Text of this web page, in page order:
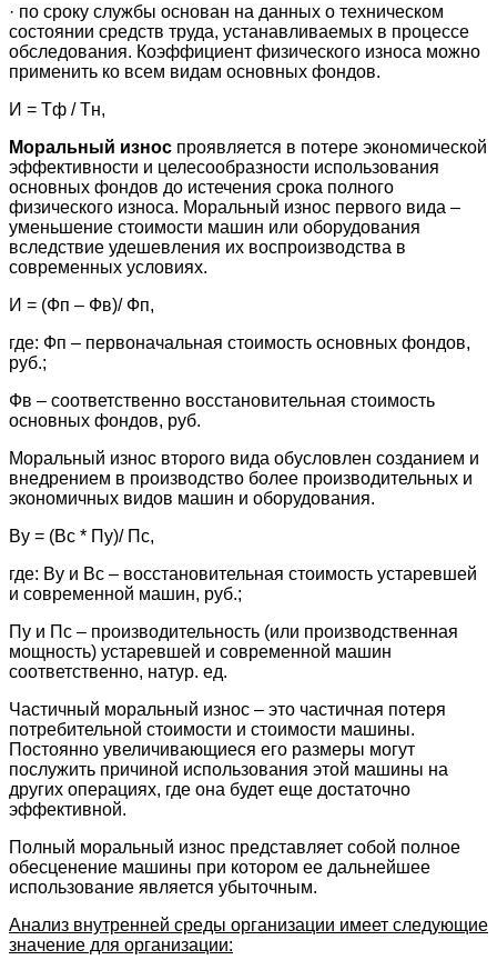
· по сроку службы основан на данных о техническом
состоянии средств труда, устанавливае­мых в процессе
обследования. Коэффициент физического износа можно
применить ко всем видам основных фондов.
И = Тф / Тн,
Моральный износ проявляется в потере экономической
эффек­тивности и целесообразности использования
основных фондов до истечения срока полного
физического износа. Моральный износ первого вида –
уменьшение стоимости машин или оборудо­вания
вследствие удешевления их воспроизводства в
современных условиях.
И = (Фп – Фв)/ Фп,
где: Фп – первоначальная стоимость основных фондов,
руб.;
Фв – соответственно восстановительная стоимость
основных фондов, руб.
Моральный износ второго вида обусловлен созданием и
внедрением в производство более производительных и
эконо­мичных видов машин и оборудования.
Ву = (Вс * Пу)/ Пс,
где: Ву и Вс – восстановительная стоимость устаревшей
и современной машин, руб.;
Пу и Пс – производительность (или производственная
мощность) устаревшей и современной машин
соответственно, натур. ед.
Частичный моральный износ – это частичная потеря
потреби­тельной стоимости и стоимости машины.
Постоянно увеличива­ющиеся его размеры могут
послужить причиной использования этой машины на
других операциях, где она будет еще достаточно
эффективной.
Полный моральный износ представляет собой полное
обесценение машины при котором ее дальнейшее
использование является убыточным.
Анализ внутренней среды организации имеет следующие
значение для организации: